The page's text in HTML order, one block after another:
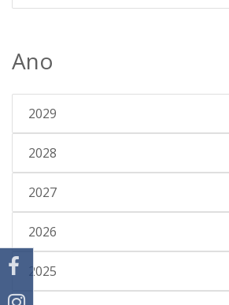
Ano
2029
2028
2027
2026
2025